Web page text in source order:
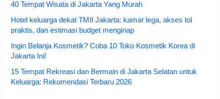
40 Tempat Wisata di Jakarta Yang Murah
Hotel keluarga dekat TMII Jakarta: kamar lega, akses tol
praktis, dan estimasi budget menginap
Ingin Belanja Kosmetik? Coba 10 Toko Kosmetik Korea di
Jakarta Ini!
15 Tempat Rekreasi dan Bermain di Jakarta Selatan untuk
Keluarga: Rekomendasi Terbaru 2026